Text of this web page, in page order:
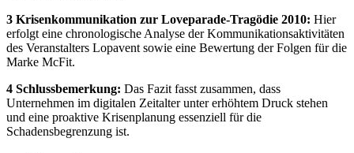
3 Krisenkommunikation zur Loveparade-Tragödie 2010: Hier
erfolgt eine chronologische Analyse der Kommunikationsaktivitäten
des Veranstalters Lopavent sowie eine Bewertung der Folgen für die
Marke McFit.
4 Schlussbemerkung: Das Fazit fasst zusammen, dass
Unternehmen im digitalen Zeitalter unter erhöhtem Druck stehen
und eine proaktive Krisenplanung essenziell für die
Schadensbegrenzung ist.